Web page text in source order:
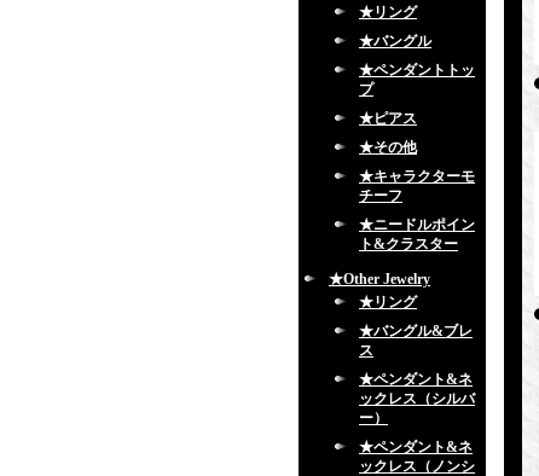
★リング
★バングル
★ペンダントトッ
プ
★ピアス
★その他
★キャラクターモ
チーフ
★ニードルポイン
ト&クラスター
★Other Jewelry
★リング
★バングル&ブレ
ス
★ペンダント&ネ
ックレス（シルバ
ー）
★ペンダント&ネ
ックレス（ノンシ